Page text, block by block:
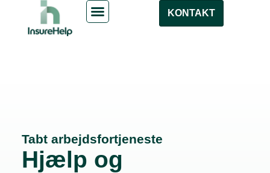
KONTAKT
Tabt arbejdsfortjeneste
Hjælp og